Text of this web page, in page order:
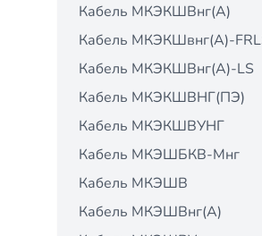
Кабель МКЭКШВнг(А)
Кабель МКЭКШвнг(А)-
Кабель МКЭКШВнг(А)-LS
Кабель МКЭКШВНГ(ПЭ)
Кабель МКЭКШВУНГ
Кабель МКЭШБКВ-Мнг
Кабель МКЭШВ
Кабель МКЭШВнг(А)